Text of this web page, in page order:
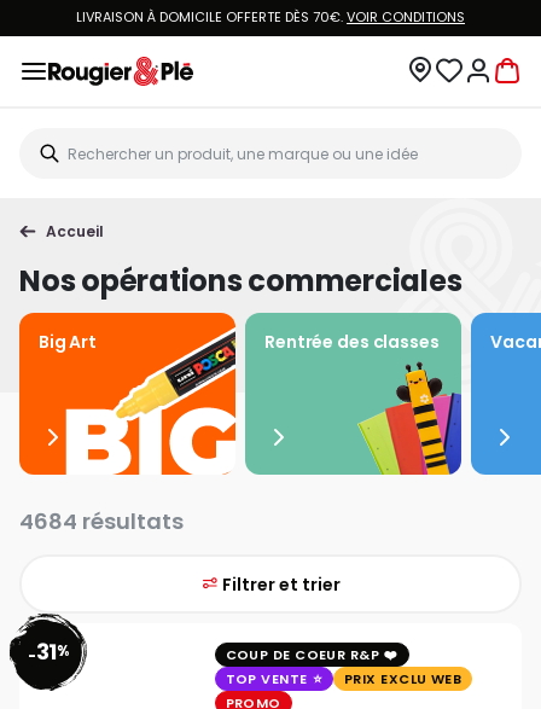
VOUS ÊTES CLIENT ROUGIER&PLÉ ? CRÉEZ UN NOUVEAU MOT DE PASSE ET ACCÉDEZ
ÀVOTRE COMPTE.
Accueil
Nos opérations commerciales
Big Art Rentrée des classes
4684 résultats
Filtrer et trier
-31%
COUP DE COEUR R&P
TOP VENTE
PRIX EXCLU WEB
PROMO